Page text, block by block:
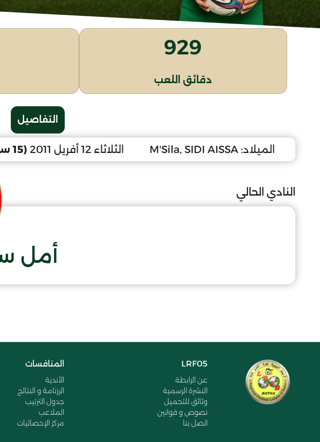
929
دقائق اللعب
التفاصيل
الميلاد: M'Sila, SIDI AISSA الثلاثاء 12 أفريل 2011 (15 سنة)
النادي الحالي
أمل
LRF05
عن الرابطة
النشرة الرسمية
وثائق للتحميل
نصوص و قوانين
اتصل بنا
المنافسات
الأندية
الرزنامة و النتائج
جدول الترتيب
الملاعب
مركز الإحصائيات